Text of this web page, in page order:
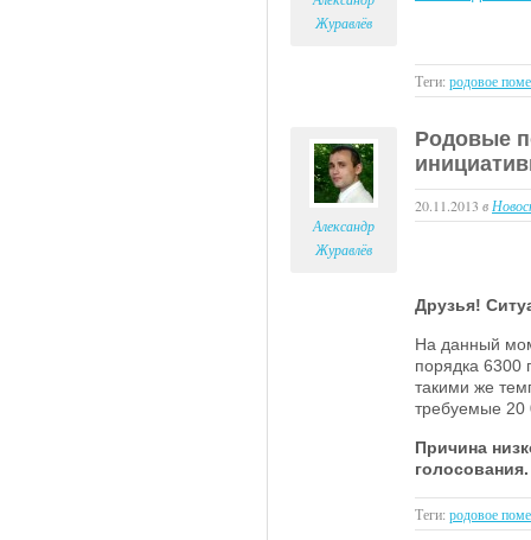
Журавлёв
Теги: родовое
Александр
Журавлёв
Родовые
20.11.2013 в
Друзья!
На данный
порядка 6300
такими же
требуемые 20
Причина
Теги: родовое